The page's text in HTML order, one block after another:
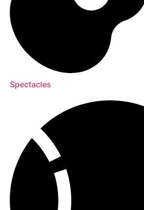
Spectacles